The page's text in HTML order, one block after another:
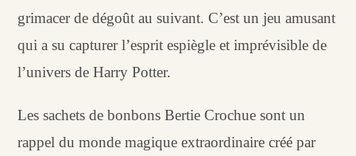
grimacer de dégoût au suivant. C’est un jeu amusant
qui a su capturer l’esprit espiègle et imprévisible de
l’univers de Harry Potter.
Les sachets de bonbons Bertie Crochue sont un
rappel du monde magique extraordinaire créé par